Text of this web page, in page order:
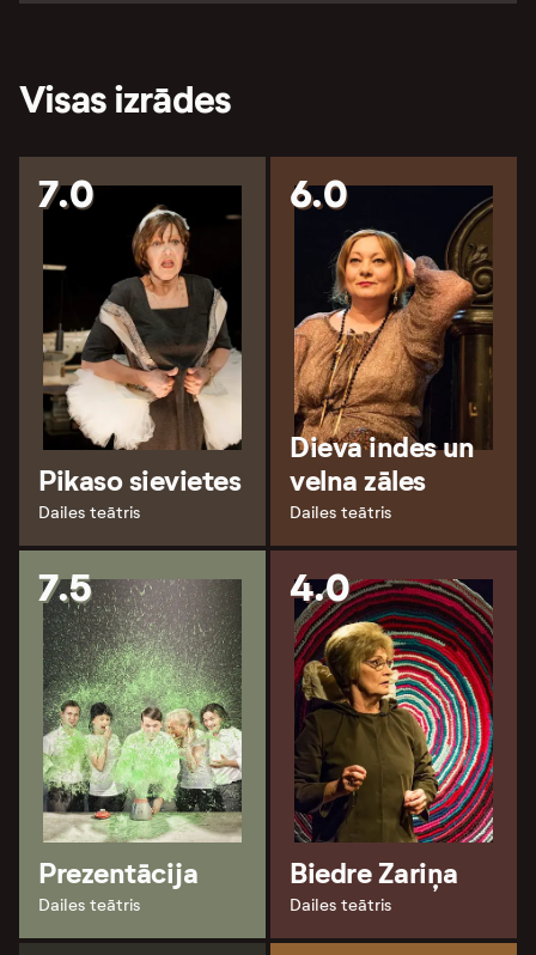
Visas izrādes
7.0
Pikaso sievietes
Dailes teātris
6.0
Dieva indes un
velna zāles
Dailes teātris
7.5
Prezentācija
Dailes teātris
4.0
Biedre Zariņa
Dailes teātris